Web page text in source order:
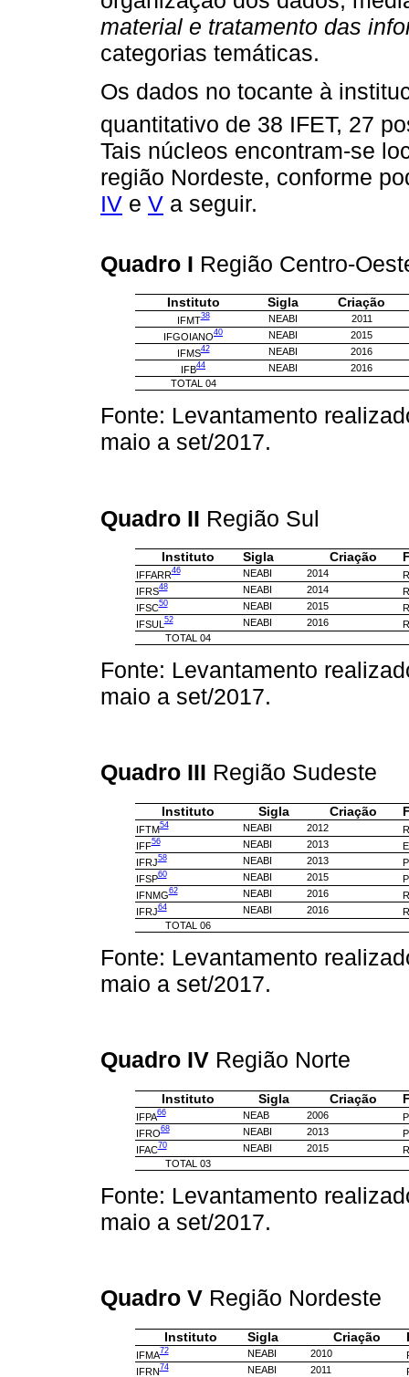
material e tratamento das
categorias temáticas.
Os dados no tocante à
quantitativo de 38 IFET, 27
Tais núcleos encontram-se
região Nordeste, conforme
IV e V a seguir.
Quadro I Região Centro-
Instituto Sigla Criação
IFMT38 NEABI
2011
IFGOIANO40 NEABI
2015
IFMS42 NEABI
2016
IFB44 NEABI
2016
TOTAL 04
Fonte: Levantamento
maio a set/2017.
Quadro II Região Sul
Instituto Sigla Criação
IFFARR46 NEABI 2014
IFRS48 NEABI 2014
IFSC50 NEABI 2015
IFSUL52 NEABI 2016
TOTAL 04
Fonte: Levantamento
maio a set/2017.
Quadro III Região Sudeste
Instituto Sigla Criação
IFTM54 NEABI 2012
IFF56 NEABI 2013
IFRJ58 NEABI 2013
IFSP60 NEABI 2015
IFNMG62 NEABI 2016
IFRJ64 NEABI 2016
TOTAL 06
Fonte: Levantamento
maio a set/2017.
Quadro IV Região Norte
Instituto Sigla Criação
IFPA66 NEAB 2006
IFRO68 NEABI 2013
IFAC70 NEABI 2015
TOTAL 03
Fonte: Levantamento
maio a set/2017.
Quadro V Região Nordeste
Instituto Sigla Criação
IFMA72 NEABI 2010
IFRN74 NEABI 2011